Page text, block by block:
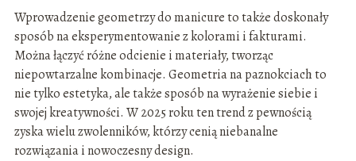
Wprowadzenie geometrzy do manicure to także doskonały
sposób na eksperymentowanie z kolorami i fakturami.
Można łączyć różne odcienie i materiały, tworząc
niepowtarzalne kombinacje. Geometria na paznokciach to
nie tylko estetyka, ale także sposób na wyrażenie siebie i
swojej kreatywności. W 2025 roku ten trend z pewnością
zyska wielu zwolenników, którzy cenią niebanalne
rozwiązania i nowoczesny design.